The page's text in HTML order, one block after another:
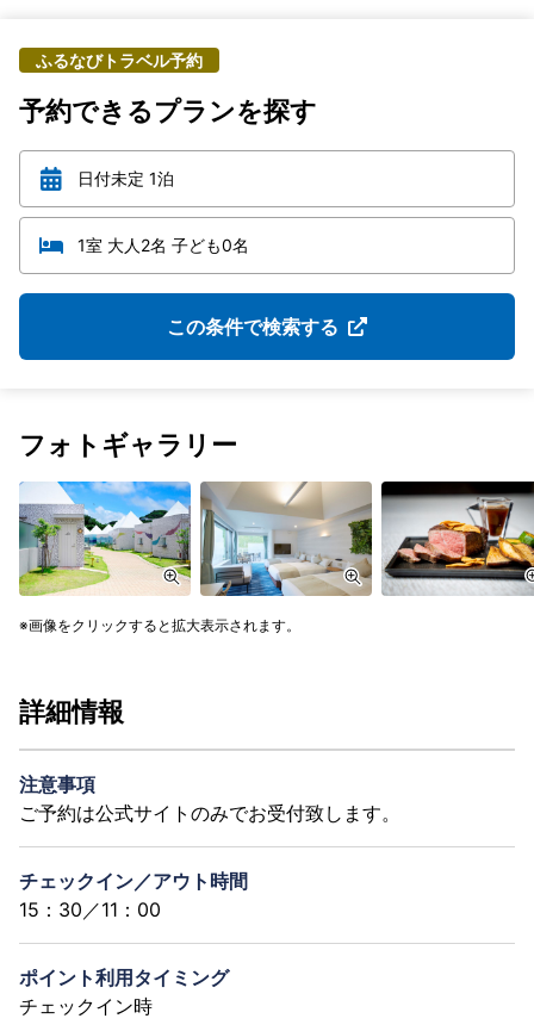
ふるなびトラベル予約
予約できるプランを探す
日付未定 1泊
1室 大人2名 子ども0名
この条件で検索する
フォトギャラリー
画像をクリックすると拡大表示されます。
詳細情報
注意事項
ご予約は公式サイトのみでお受付致します。
チェックイン／アウト時間
15：30／11：00
ポイント利用タイミング
チェックイン時